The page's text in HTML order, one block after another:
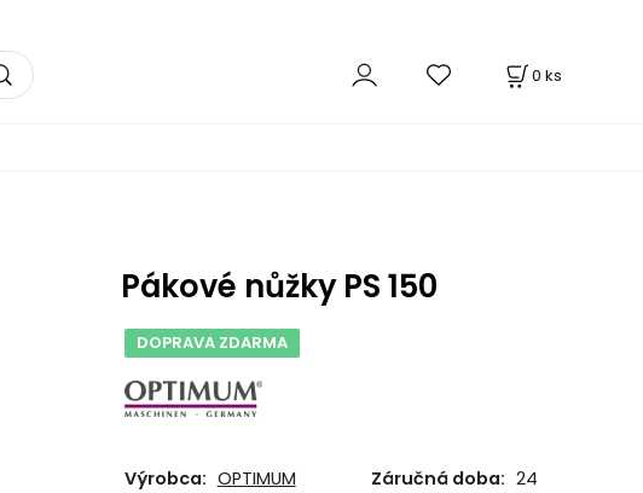
0 ks
Pákové nůžky PS 150
DOPRAVA ZDARMA
Výrobca: OPTIMUM Záručná doba: 24